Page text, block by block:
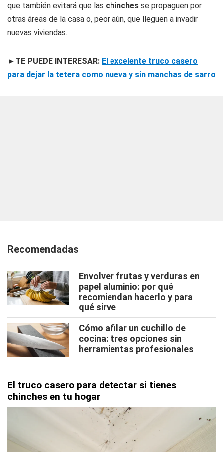
que también evitará que las chinches se propaguen por
otras áreas de la casa o, peor aún, que lleguen a invadir
nuevas viviendas.
►TE PUEDE INTERESAR: El excelente truco casero
para dejar la tetera como nueva y sin manchas de sarro
Recomendadas
Envolver frutas y verduras en
papel aluminio: por qué
recomiendan hacerlo y para
qué sirve
Cómo afilar un cuchillo de
cocina: tres opciones sin
herramientas profesionales
El truco casero para detectar si tienes
chinches en tu hogar